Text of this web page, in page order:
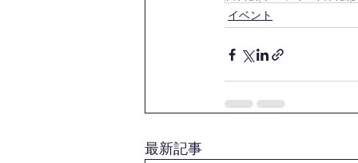
イベント
最新記事